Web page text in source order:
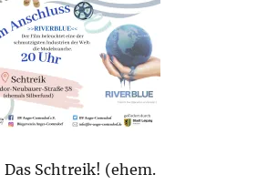
Schtreik! (ehem.